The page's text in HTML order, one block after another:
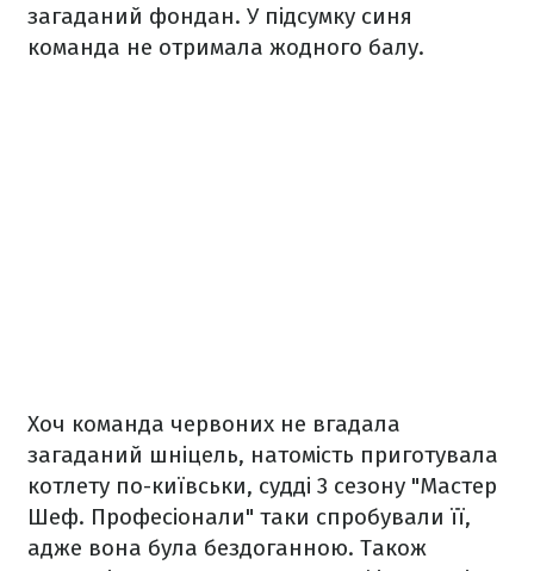
загаданий фондан. У підсумку синя
команда не отримала жодного балу.
Хоч команда червоних не вгадала
загаданий шніцель, натомість приготувала
котлету по-київськи, судді 3 сезону "Мастер
Шеф. Професіонали" таки спробували її,
адже вона була бездоганною. Також